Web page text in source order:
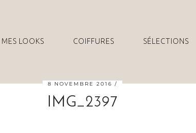
MES LOOKS COIFFURES SÉLECTIONS
8 NOVEMBRE 2016
IMG_2397